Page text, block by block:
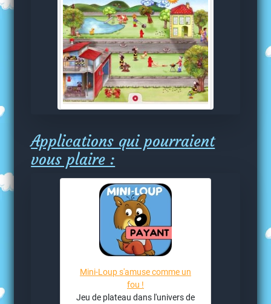
Applications qui pourraient
vous plaire :
Mini-Loup s'amuse comme un
fou !
Jeu de plateau dans l'univers de